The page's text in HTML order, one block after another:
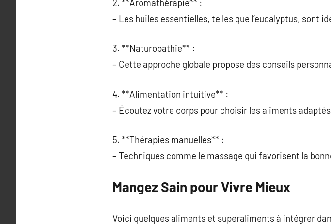
2. **Aromathérapie** :
– Les huiles essentielles, telles que l’eucalyptus, sont
3. **Naturopathie** :
– Cette approche globale propose des conseils
4. **Alimentation intuitive** :
– Écoutez votre corps pour choisir les aliments
5. **Thérapies manuelles** :
– Techniques comme le massage qui favorisent la
Mangez Sain pour Vivre Mieux
Voici quelques aliments et superaliments à intégrer